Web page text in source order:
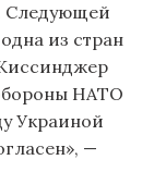
Следующей
из стран
НАТО
Украиной
—